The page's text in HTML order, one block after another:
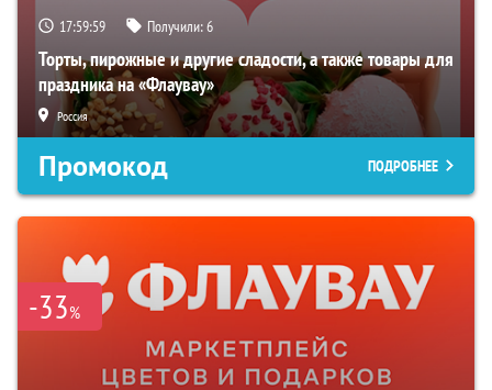
17:59:58 Получили:6
Торты, пирожные и другие сладости, а также товары для
праздника на «Флаувау»
Россия
Промокод ПОДРОБНЕЕ
-33%